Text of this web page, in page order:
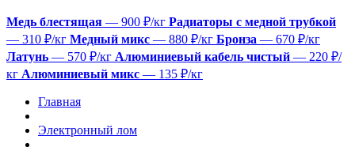
Медь блестящая — 900 ₽/кг Радиаторы с медной трубкой
— 310 ₽/кг Медный микс — 880 ₽/кг Бронза — 670 ₽/кг
Латунь — 570 ₽/кг Алюминиевый кабель чистый — 220 ₽/
кг Алюминиевый микс — 135 ₽/кг
Главная
Электронный лом